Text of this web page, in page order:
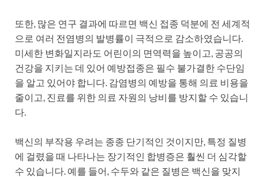
또한, 많은 연구 결과에 따르면 백신 접종 덕분에 전 세계적
으로 여러 전염병의 발병률이 극적으로 감소하였습니다.
미세한 변화일지라도 어린이의 면역력을 높이고, 공공의
건강을 지키는 데 있어 예방접종은 필수 불가결한 수단임
을 알고 있어야 합니다. 감염병의 예방을 통해 의료 비용을
줄이고, 진료를 위한 의료 자원의 낭비를 방지할 수 있습니
다.
백신의 부작용 우려는 종종 단기적인 것이지만, 특정 질병
에 걸렸을 때 나타나는 장기적인 합병증은 훨씬 더 심각할
수 있습니다. 예를 들어, 수두와 같은 질병은 백신을 맞지